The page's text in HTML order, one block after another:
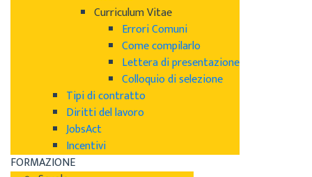
Curriculum Vitae
Errori Comuni
Come compilarlo
Lettera di presentazione
Colloquio di selezione
Tipi di contratto
Diritti del lavoro
JobsAct
Incentivi
FORMAZIONE